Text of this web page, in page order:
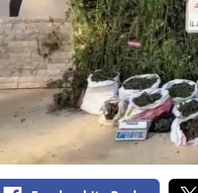
Bitlis
Bolu
Bursa